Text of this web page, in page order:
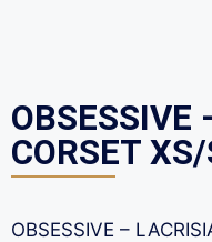
OBSESSIVE
CORSET
OBSESSIVE –